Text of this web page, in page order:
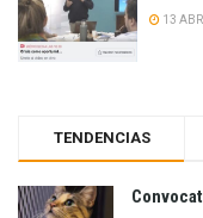
13
TENDENCIAS